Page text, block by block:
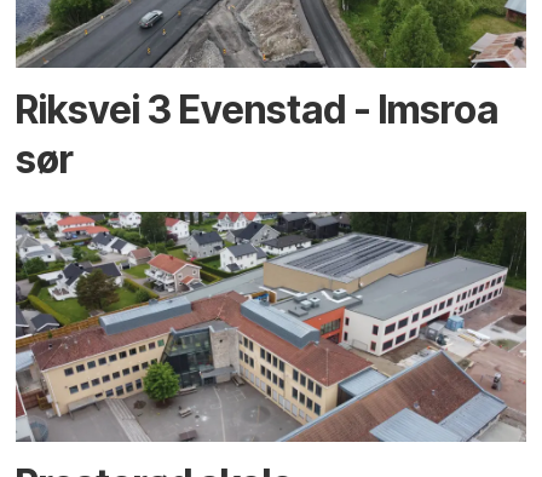
Riksvei 3 Evenstad - Imsroa
sør